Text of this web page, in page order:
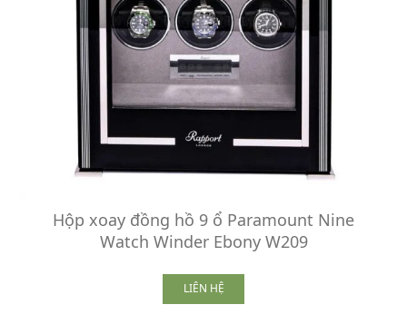
Hộp xoay đồng hồ 9 ổ Paramount Nine
Watch Winder Ebony W209
LIÊN HỆ